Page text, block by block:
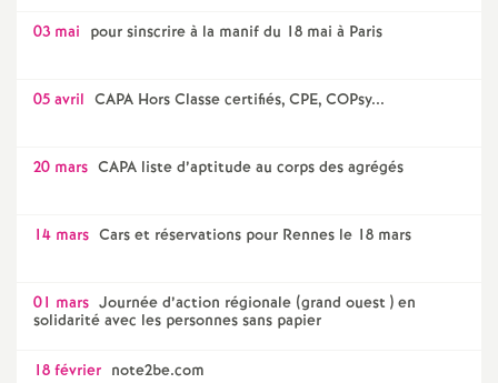
03 mai pour sinscrire à la manif du 18 mai à Paris
05 avril CAPA Hors Classe certifiés, CPE, COPsy...
20 mars CAPA liste d’aptitude au corps des agrégés
14 mars Cars et réservations pour Rennes le 18 mars
01 mars Journée d’action régionale (grand ouest ) en
solidarité avec les personnes sans papier
18 février note2be.com